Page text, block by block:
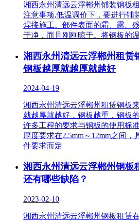
湘西永州清远云浮郴州铺装钢板
注意事项,低温调价下，要进行铺
焊接施工。部件表面的霜、露、
干净，而且刚刚晾干。将钢板的
湘西永州清远云浮郴州租赁
钢板越厚就越厚就越好
2024-04-19
湘西永州清远云浮郴州租赁钢板
就越厚就越好，钢板越重，钢板
许多工程的要求与钢板的使用标
厚度要求在2.5mm～12mm之间，
件要求而定
湘西永州清远云浮郴州钢板
还有哪些缺陷？
2023-02-10
湘西永州清远云浮郴州钢板租赁